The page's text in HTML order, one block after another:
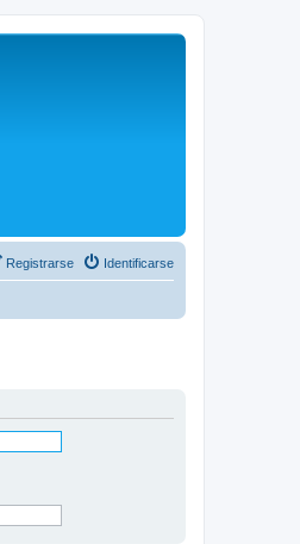
Identificarse
Registrarse